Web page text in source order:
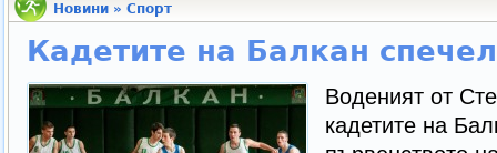
Новини» Спорт
Кадетите на Балкан
Воденият от
кадетите на